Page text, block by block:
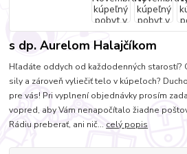
s dp. Aurelom Halajčíkom
Hľadáte oddych od každodenných starostí?
sily a zároveň vyliečiť telo v kúpeľoch?
pre vás! Pri vyplnení objednávky prosím
vopred, aby Vám nenapočítalo žiadne
Rádiu preberať, ani nič... celý popis